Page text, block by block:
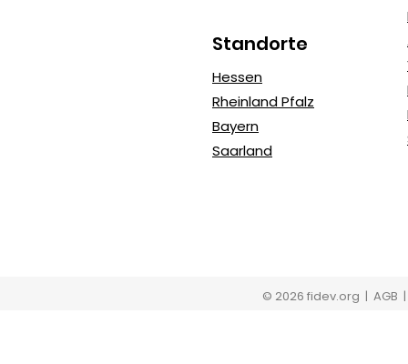
Standorte
Hessen
Rheinland Pfalz
Bayern
Saarland
© 2026 fidev.org | AGB